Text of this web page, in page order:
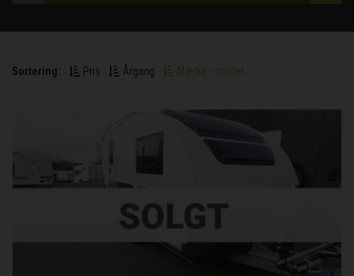
Sortering: Pris Årgang Mærke - model